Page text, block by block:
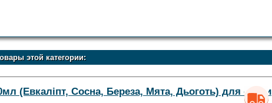
этой категории:
(Евкаліпт, Сосна, Береза, Мята, Дьоготь) для сауни